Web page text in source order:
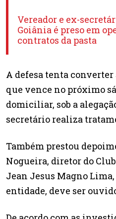
Vereador e ex-
Goiânia é preso em
contratos da pasta
A defesa tenta
que vence no próximo
domiciliar, sob a
secretário realiza
Também prestou
Nogueira, diretor do
Jean Jesus Magno
entidade, deve ser